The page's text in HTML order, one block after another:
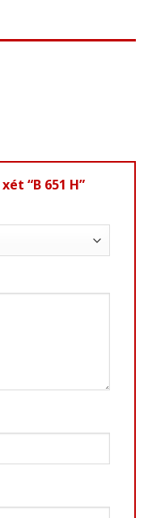
“B 651 H”